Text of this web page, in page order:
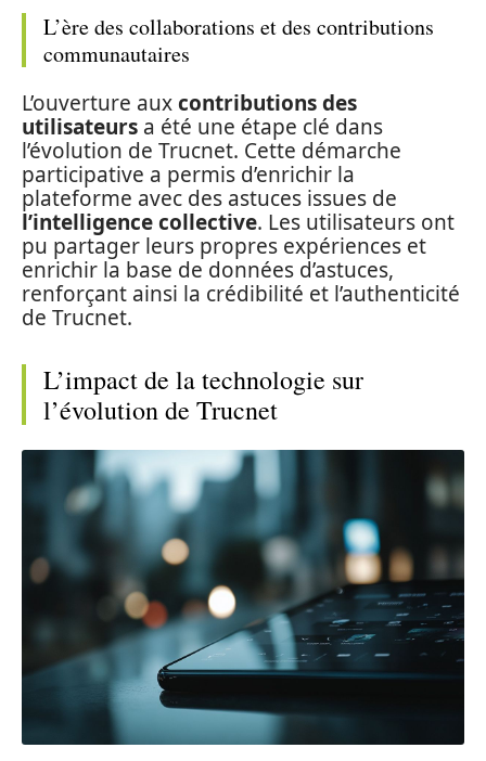
L’ère des collaborations et des contributions
communautaires
L’ouverture auxcontributions des
utilisateurs a été une étape clé dans
l’évolution de Trucnet. Cette démarche
participative a permis d’enrichir la
plateforme avec des astuces issues de
l’intelligence collective. Les utilisateurs ont
pu partager leurs propres expériences et
enrichir la base de données d’astuces,
renforçant ainsi la crédibilité et l’authenticité
de Trucnet.
L’impact de la technologie sur
l’évolution de Trucnet